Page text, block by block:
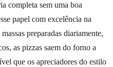
completa sem uma boa
papel com excelência na
preparadas diariamente,
as pizzas saem do forno a
que os apreciadores do estilo